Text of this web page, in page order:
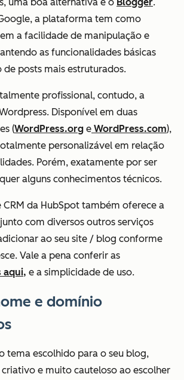
a plataforma tem como
a facilidade de manipulação e
as funcionalidades básicas
de posts mais estruturados.
profissional, contudo, a
Disponível em duas
(WordPress.org e WordPress.com),
personalizável em relação
Porém, exatamente por ser
alguns conhecimentos técnicos.
da HubSpot também oferece a
com diversos outros serviços
ao seu site / blog conforme
Vale a pena conferir as
aqui, e a simplicidade de uso.
e domínio
tema escolhido para o seu blog,
criativo e muito cauteloso ao escolher